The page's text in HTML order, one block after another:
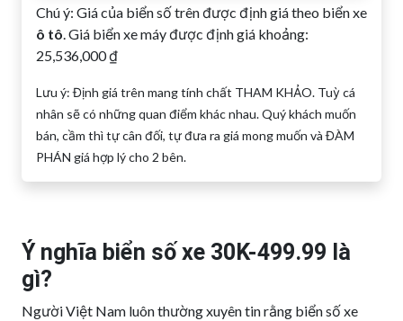
Chú ý: Giá của biển số trên được định giá theo biển xe
ô tô. Giá biển xe máy được định giá khoảng:
25,536,000 ₫
Lưu ý: Định giá trên mang tính chất THAM KHẢO. Tuỳ cá
nhân sẽ có những quan điểm khác nhau. Quý khách muốn
bán, cầm thì tự cân đối, tự đưa ra giá mong muốn và ĐÀM
PHÁN giá hợp lý cho 2 bên.
Ý nghĩa biển số xe 30K-499.99 là
gì?
Người Việt Nam luôn thường xuyên tin rằng biển số xe